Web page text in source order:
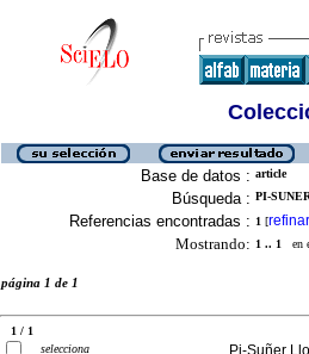
Base de datos : article
Búsqueda : PI-
Referencias encontradas : 1 [refinar
Mostrando: 1 .. 1 en
página 1 de 1
1 / 1
selecciona
Pi-Suñer